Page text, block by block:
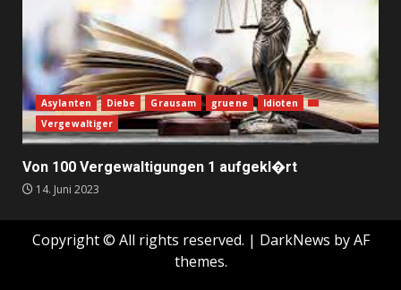
Asylanten Diebe Grausam gruene
Idioten
Vergewaltiger
Von 100 Vergewaltigungen 1 aufgekl�rt
14. Juni 2023
Copyright © All rights reserved. | DarkNews by AF
themes.